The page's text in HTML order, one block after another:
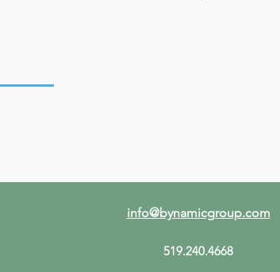
info@bynamicgroup.com
519.240.4668